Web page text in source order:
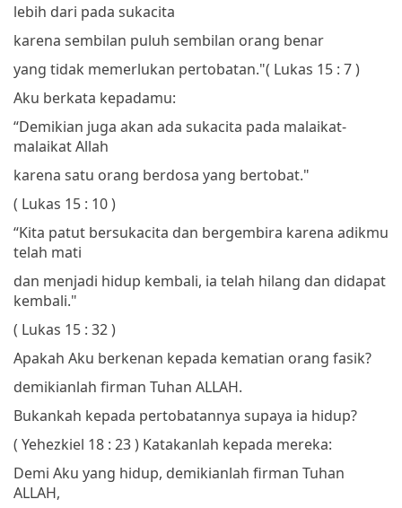
lebih dari pada sukacita
karena sembilan puluh sembilan orang benar
yang tidak memerlukan pertobatan."( Lukas 15 : 7 )
Aku berkata kepadamu:
“Demikian juga akan ada sukacita pada malaikat-
malaikat Allah
karena satu orang berdosa yang bertobat."
( Lukas 15 : 10 )
“Kita patut bersukacita dan bergembira karena adikmu
telah mati
dan menjadi hidup kembali, ia telah hilang dan didapat
kembali."
( Lukas 15 : 32 )
Apakah Aku berkenan kepada kematian orang fasik?
demikianlah firman Tuhan ALLAH.
Bukankah kepada pertobatannya supaya ia hidup?
( Yehezkiel 18 : 23 ) Katakanlah kepada mereka:
Demi Aku yang hidup, demikianlah firman Tuhan
ALLAH,